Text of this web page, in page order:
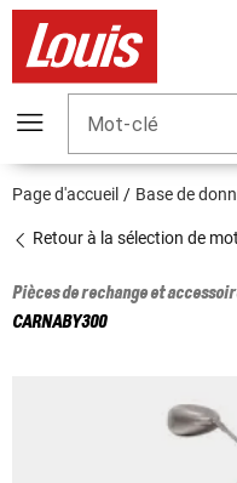
Mot-clé
Page d'accueil Base de
Retour à la sélection de
Pièces de rechange et
CARNABY300